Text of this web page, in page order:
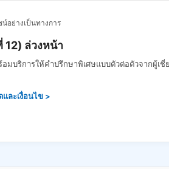
อย่างเป็นทางการ
12) ล่วงหน้า
อมบริการให้คำปรึกษาพิเศษแบบตัวต่อตัวจาก
ละเงื่อนไข >